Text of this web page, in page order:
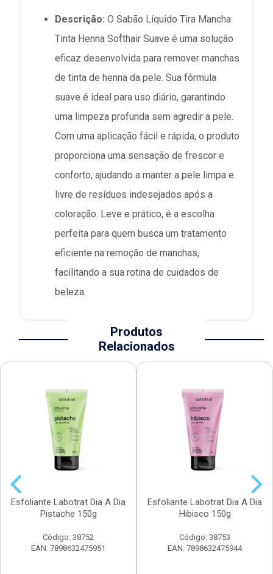
Descrição: O Sabão Líquido Tira Mancha
Tinta Henna Softhair Suave é uma solução
eficaz desenvolvida para remover manchas
de tinta de henna da pele. Sua fórmula
suave é ideal para uso diário, garantindo
uma limpeza profunda sem agredir a pele.
Com uma aplicação fácil e rápida, o produto
proporciona uma sensação de frescor e
conforto, ajudando a manter a pele limpa e
livre de resíduos indesejados após a
coloração. Leve e prático, é a escolha
perfeita para quem busca um tratamento
eficiente na remoção de manchas,
facilitando a sua rotina de cuidados de
beleza.
Produtos
Relacionados
Esfoliante Labotrat Dia A Dia
Pistache 150g
Código: 38752
EAN: 7898632475951
Esfoliante Labotrat Dia A Dia
Hibisco 150g
Código: 38753
EAN: 7898632475944